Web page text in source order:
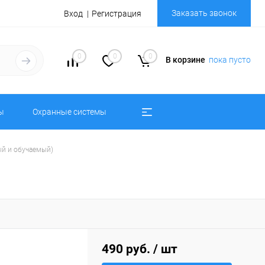
Вход Регистрация Заказать звонок
0 0 0 В корзине пока пусто
Охранные системы
и обучаемый)
490 руб. / шт